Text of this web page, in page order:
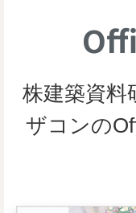
株建築資料
ザコンの